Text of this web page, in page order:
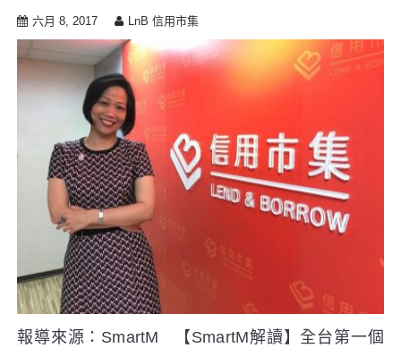
六月 8, 2017 LnB 信用市集
報導來源：SmartM 【SmartM解讀】全台第一個